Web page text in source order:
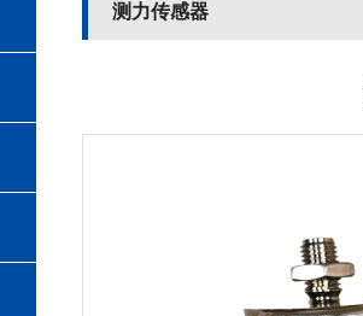
测力传感器